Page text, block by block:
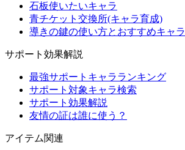
石板使いたいキャラ
青チケット交換所(キャラ育成)
導きの鍵の使い方とおすすめキャラ
サポート効果解説
最強サポートキャラランキング
サポート対象キャラ検索
サポート効果解説
友情の証は誰に使う？
アイテム関連